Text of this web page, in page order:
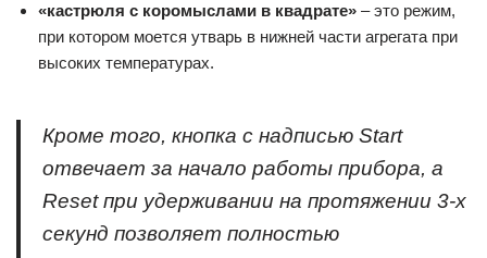
«кастрюля с коромыслами в квадрате» – это режим,
при котором моется утварь в нижней части агрегата при
высоких температурах.
Кроме того, кнопка с надписью Start
отвечает за начало работы прибора, а
Reset при удерживании на протяжении 3-х
секунд позволяет полностью